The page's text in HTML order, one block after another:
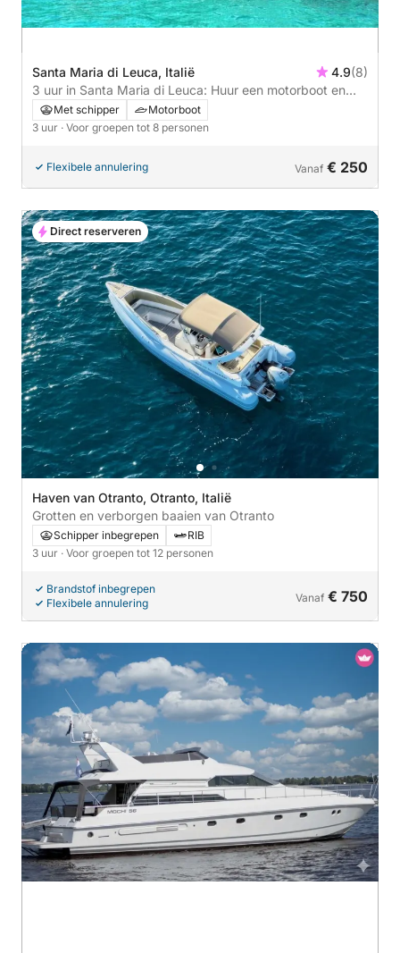
Santa Maria di Leuca, Italië 4.9(8)
3 uur in Santa Maria di Leuca: Huur een motorboot en
genietMet schipper
Motorboot
3 uur · Voor groepen tot 8 personen
Flexibele annulering Vanaf € 250
Haven van Otranto, Otranto, Italië
Grotten en verborgen baaien van Otranto
Schipper inbegrepen
RIB
3 uur · Voor groepen tot 12 personen
Brandstof inbegrepen
Flexibele annulering
Vanaf € 750
Direct reserveren